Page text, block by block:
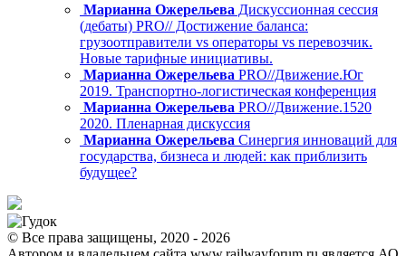
Марианна Ожерельева Дискуссионная сессия
(дебаты) PRO// Достижение баланса:
грузоотправители vs операторы vs перевозчик.
Новые тарифные инициативы.
Марианна Ожерельева PRO//Движение.Юг
2019. Транспортно-логистическая конференция
Марианна Ожерельева PRO//Движение.1520
2020. Пленарная дискуссия
Марианна Ожерельева Синергия инноваций для
государства, бизнеса и людей: как приблизить
будущее?
© Все права защищены, 2020 - 2026